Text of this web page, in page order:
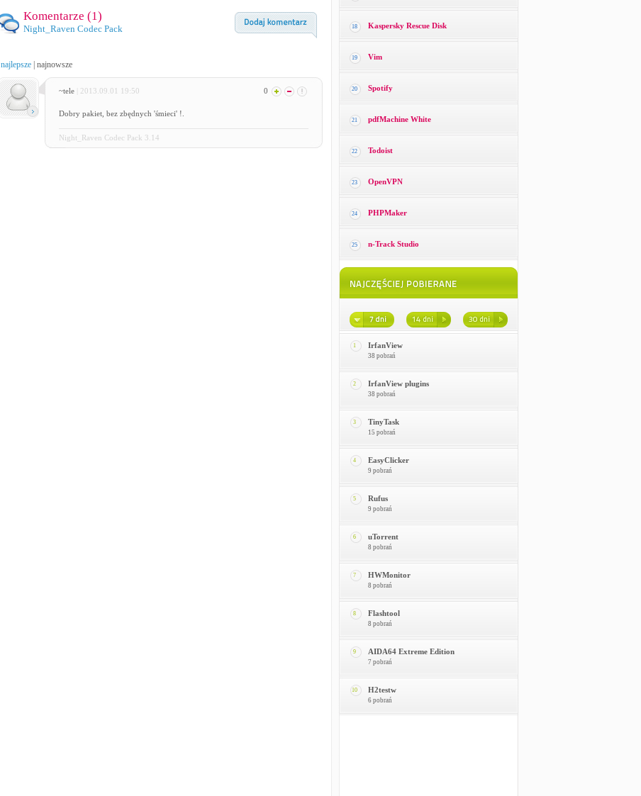
Komentarze (1)
Night_Raven Codec Pack
najlepsze| najnowsze
~tele | 2013.09.01 19:50 0
Dobry pakiet, bez zbędnych 'śmieci' !.
Night_Raven Codec Pack 3.14
18 Kaspersky Rescue Disk
19 Vim
20 Spotify
21 pdfMachine White
22 Todoist
23 OpenVPN
24 PHPMaker
25 n-Track Studio
1 IrfanView
38 pobrań
2 IrfanView plugins
38 pobrań
3 TinyTask
15 pobrań
4 EasyClicker
9 pobrań
5 Rufus
9 pobrań
6 uTorrent
8 pobrań
7 HWMonitor
8 pobrań
8 Flashtool
8 pobrań
9 AIDA64 Extreme Edition
7 pobrań
10 H2testw
6 pobrań